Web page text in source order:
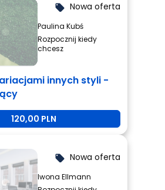
local_offer Nowa oferta
Paulina Kubś
Rozpocznij kiedy
chcesz
innych styli -
120,00 PLN
local_offer Nowa oferta
Iwona Ellmann